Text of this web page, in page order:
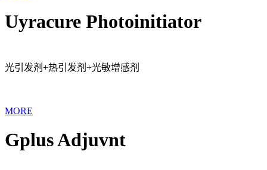
Uyracure Photoinitiator
光引发剂+热引发剂+光敏增感剂
MORE
Gplus Adjuvnt